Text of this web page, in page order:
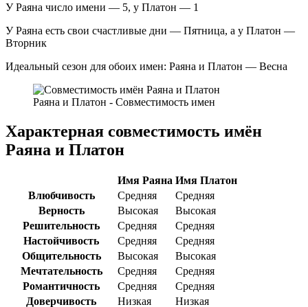
У Раяна число имени — 5, у Платон — 1
У Раяна есть свои счастливые дни — Пятница, а у Платон —
Вторник
Идеальный сезон для обоих имен: Раяна и Платон — Весна
Раяна и Платон - Совместимость имен
Характерная совместимость имён
Раяна и Платон
Имя Раяна Имя Платон
Влюбчивость
Средняя
Средняя
Верность
Высокая
Высокая
Решительность
Средняя
Средняя
Настойчивость
Средняя
Средняя
Общительность
Высокая
Высокая
Мечтательность
Средняя
Средняя
Романтичность
Средняя
Средняя
Доверчивость
Низкая Низкая